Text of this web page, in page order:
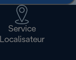
Service
Localisateur